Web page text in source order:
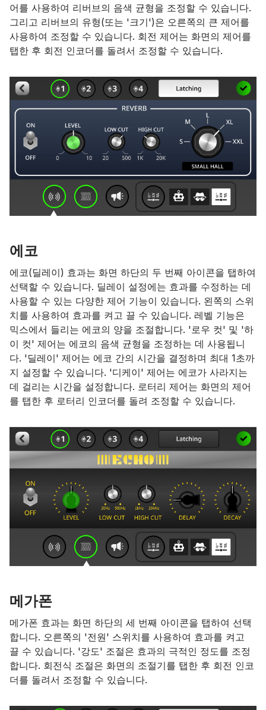
어를 사용하여 리버브의 음색 균형을 조정할 수 있습니다.
그리고 리버브의 유형(또는 '크기')은 오른쪽의 큰 제어를
사용하여 조정할 수 있습니다. 회전 제어는 화면의 제어를
탭한 후 회전 인코더를 돌려서 조정할 수 있습니다.
에코
에코(딜레이) 효과는 화면 하단의 두 번째 아이콘을 탭하여
선택할 수 있습니다. 딜레이 설정에는 효과를 수정하는 데
사용할 수 있는 다양한 제어 기능이 있습니다. 왼쪽의 스위
치를 사용하여 효과를 켜고 끌 수 있습니다. 레벨 기능은
믹스에서 들리는 에코의 양을 조절합니다. '로우 컷' 및 '하
이 컷' 제어는 에코의 음색 균형을 조정하는 데 사용됩니
다. '딜레이' 제어는 에코 간의 시간을 결정하며 최대 1초까
지 설정할 수 있습니다. '디케이' 제어는 에코가 사라지는
데 걸리는 시간을 설정합니다. 로터리 제어는 화면의 제어
를 탭한 후 로터리 인코더를 돌려 조정할 수 있습니다.
메가폰
메가폰 효과는 화면 하단의 세 번째 아이콘을 탭하여 선택
합니다. 오른쪽의 '전원' 스위치를 사용하여 효과를 켜고
끌 수 있습니다. '강도' 조절은 효과의 극적인 정도를 조정
합니다. 회전식 조절은 화면의 조절기를 탭한 후 회전 인코
더를 돌려서 조정할 수 있습니다.